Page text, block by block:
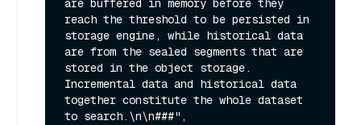
are buffered in memory before they
reach the threshold to be persisted in
storage engine, while historical data
are from the sealed segments that are
stored in the object storage.
Incremental data and historical data
together constitute the whole dataset
to search.\n\n###",